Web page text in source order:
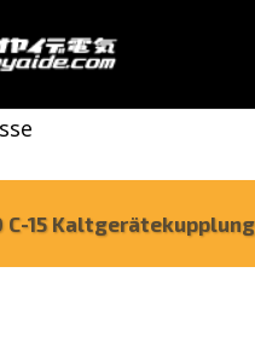
C-15 Kaltgerätekupplung